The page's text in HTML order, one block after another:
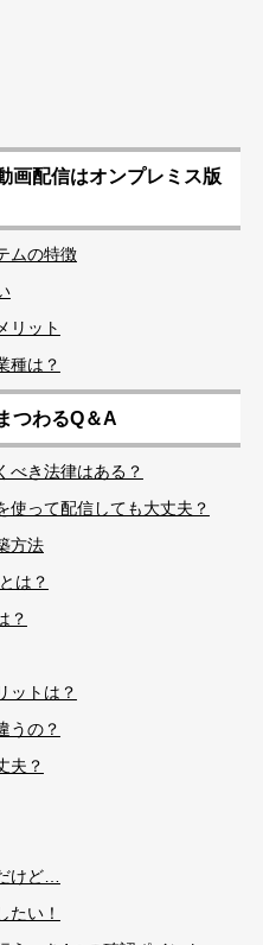
画配信はオンプレミス版
ムの特徴
リット
種は？
つわるQ＆A
べき法律はある？
使って配信しても大丈夫？
方法
は？
？
ットは？
うの？
夫？
けど…
たい！